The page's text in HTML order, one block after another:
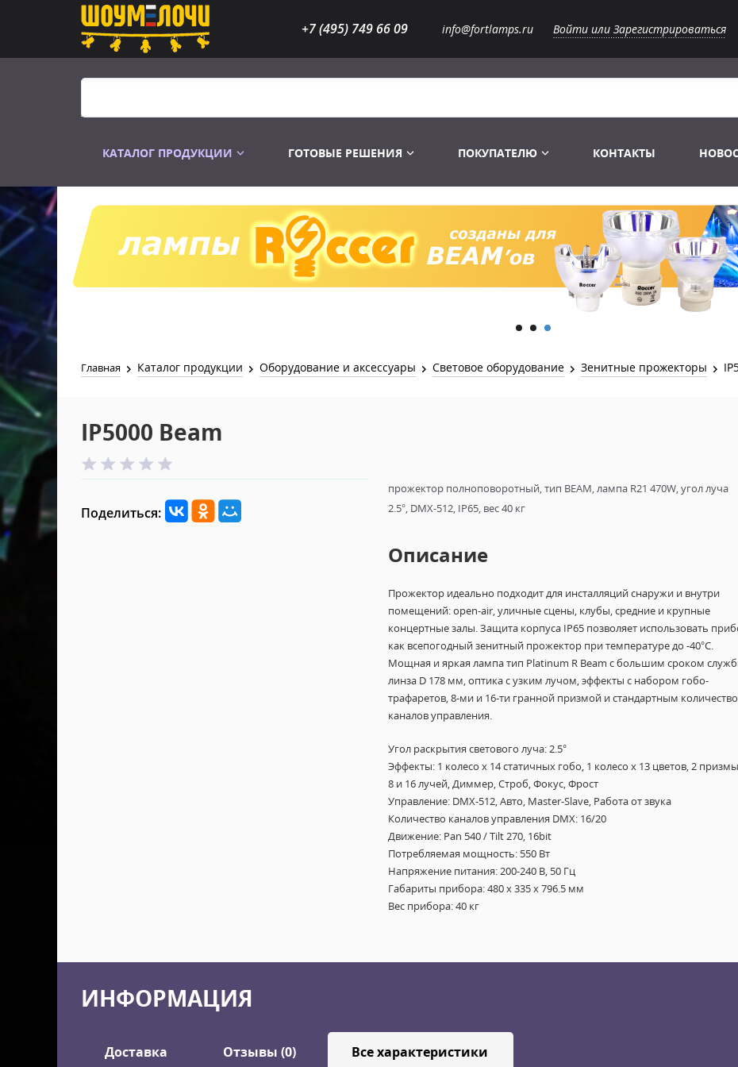
+7 (495) 749 66 09 info@fortlamps.ru Войти или Зарегистрироваться
КАТАЛОГ ПРОДУКЦИИ
Распродажа
Лампы Винтаж Ретро Декор
Лампы галогенные 6-120 V
Лампы студийные 110-240 V
Лампы-фары PAR
Лампы для бассейна
Лампы газоразрядные
Распродажа
Перчатки
Сумки и подсумки
Ремни и страховка
Распродажа
Световое оборудование
Аксессуары для света
Распродажа
2х канальные модули
ГОТОВЫЕ РЕШЕНИЯ ПОКУПАТЕЛЮ КОНТАКТЫ
Главная Каталог продукции Оборудование и аксессуары Световое оборудование Зенитные прожекторы
IP5000 Beam
Поделиться:
прожектор полноповоротный, тип BEAM, лампа R21 470W, угол луча
2.5°, DMX-512, IP65, вес 40 кг
Описание
Прожектор идеально подходит для инсталляций снаружи и внутри
помещений: open-air, уличные сцены, клубы, средние и крупные
концертные залы. Защита корпуса IP65 позволяет использовать
как всепогодный зенитный прожектор при температуре до -40°C.
Мощная и яркая лампа тип Platinum R Beam с большим сроком
линза D 178 мм, оптика с узким лучом, эффекты с набором гобо-
трафаретов, 8-ми и 16-ти гранной призмой и стандартным
каналов управления.
Угол раскрытия светового луча: 2.5°
Эффекты: 1 колесо х 14 статичных гобо, 1 колесо х 13 цветов, 2
8 и 16 лучей, Диммер, Строб, Фокус, Фрост
Управление: DMX-512, Авто, Master-Slave, Работа от звука
Количество каналов управления DMX: 16/20
Движение: Pan 540 / Tilt 270, 16bit
Потребляемая мощность: 550 Вт
Напряжение питания: 200-240 В, 50 Гц
Габариты прибора: 480 x 335 x 796.5 мм
Вес прибора: 40 кг
ИНФОРМАЦИЯ
Доставка Отзывы (0) Все характеристики